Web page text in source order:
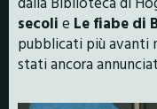
secoli e Le fiabe di
pubblicati più avanti
stati ancora